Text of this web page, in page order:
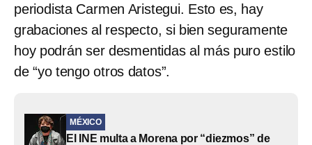
periodista Carmen Aristegui. Esto es, hay
grabaciones al respecto, si bien seguramente
hoy podrán ser desmentidas al más puro estilo
de “yo tengo otros datos”.
MÉXICO
El INE multa a Morena por “diezmos” de